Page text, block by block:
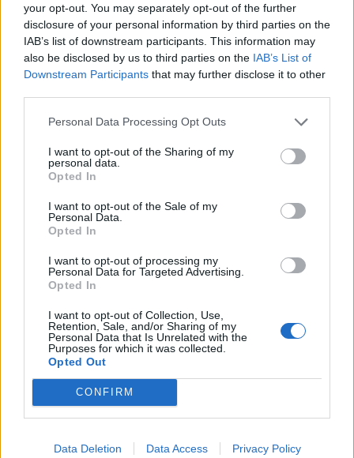
your opt-out. You may separately opt-out of the further
disclosure of your personal information by third parties on the
IAB’s list of downstream participants. This information may
also be disclosed by us to third parties on the IAB’s List of
Downstream Participants that may further disclose it to other
Personal Data Processing Opt Outs
I want to opt-out of the Sharing of my
personal data.
Opted In
I want to opt-out of the Sale of my
Personal Data.
Opted In
I want to opt-out of processing my
Personal Data for Targeted Advertising.
Opted In
I want to opt-out of Collection, Use,
Retention, Sale, and/or Sharing of my
Personal Data that Is Unrelated with the
Purposes for which it was collected.
Opted Out
CONFIRM
Data Deletion Data Access Privacy Policy
1921
1923
1916
1918
10
Której z tych oper nie skomponował
Giacomo Puccini?
KATEGORIA: MUZYKA
Cyganeria
Turandot
Tosca